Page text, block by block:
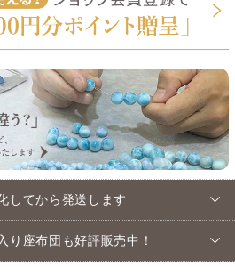
してから発送します
り座布団も好評販売中！